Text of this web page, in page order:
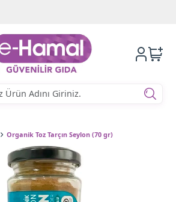
Organik Toz Tarçın Seylon (70 gr)